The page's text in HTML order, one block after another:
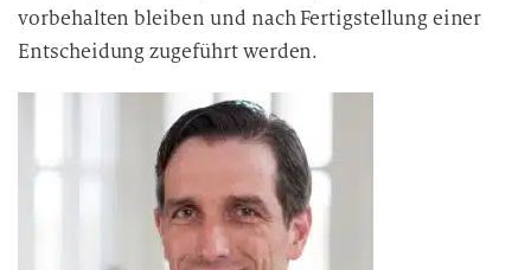
vorbehalten bleiben und nach Fertigstellung einer
Entscheidung zugeführt werden.